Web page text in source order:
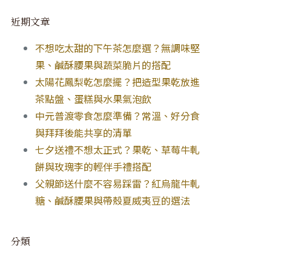
近期文章
不想吃太甜的下午茶怎麼選？無調味堅
果、鹹酥腰果與蔬菜脆片的搭配
太陽花鳳梨乾怎麼擺？把造型果乾放進
茶點盤、蛋糕與水果氣泡飲
中元普渡零食怎麼準備？常溫、好分食
與拜拜後能共享的清單
七夕送禮不想太正式？果乾、草莓牛軋
餅與玫瑰李的輕伴手禮搭配
父親節送什麼不容易踩雷？紅烏龍牛軋
糖、鹹酥腰果與帶殼夏威夷豆的選法
分類